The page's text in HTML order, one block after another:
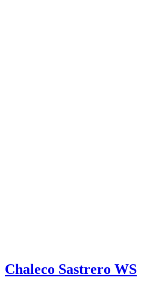
Chaleco Sastrero WS